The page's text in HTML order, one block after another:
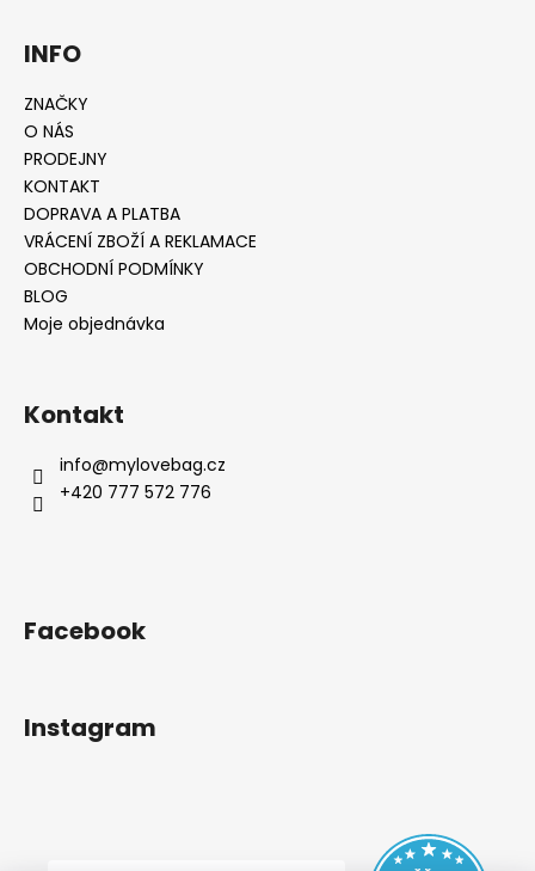
INFO
ZNAČKY
O NÁS
PRODEJNY
KONTAKT
DOPRAVA A PLATBA
VRÁCENÍ ZBOŽÍ A REKLAMACE
OBCHODNÍ PODMÍNKY
BLOG
Moje objednávka
Kontakt
info@mylovebag.cz
+420 777 572 776
Facebook
Instagram